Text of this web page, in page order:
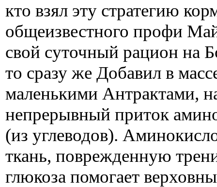
кто взял эту стратегию
общеизвестного профи
свой суточный рацион на
то сразу же Добавил в
маленькими Антрактами,
непрерывный приток
(из углеводов).
ткань, поврежденную
глюкоза помогает